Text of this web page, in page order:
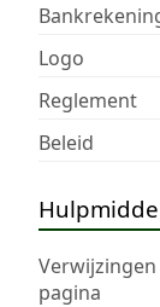
Logo
Reglement
Beleid
pagina